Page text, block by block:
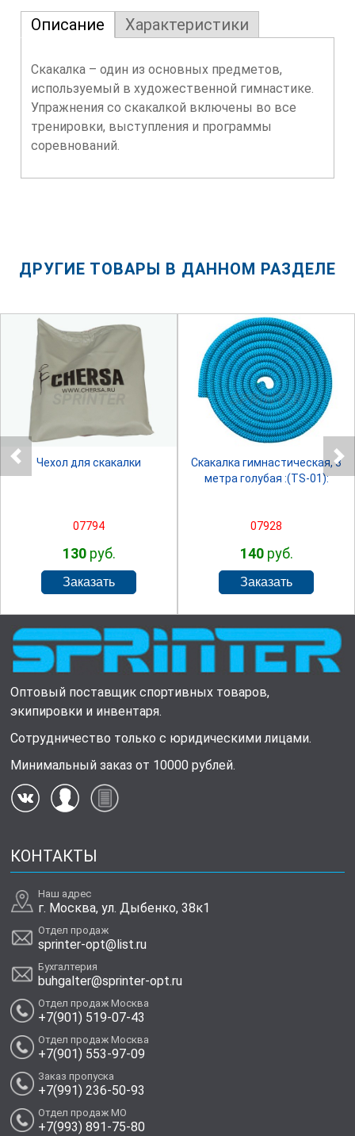
Описание Характеристики
Скакалка – один из основных предметов,
используемый в художественной гимнастике.
Упражнения со скакалкой включены во все
тренировки, выступления и программы
соревнований.
ДРУГИЕ ТОВАРЫ В ДАННОМ РАЗДЕЛЕ
SPRINTER
Чехол для скакалки
07794
130руб.
SPRINTER
Скакалка гимнастическая, 3
метра голубая :(TS-01):
07928
140руб.
Оптовый поставщик спортивных товаров,
экипировки и инвентаря.
Сотрудничество только с юридическими лицами.
Минимальный заказ от 10000 рублей.
КОНТАКТЫ
Наш адрес
г. Москва, ул. Дыбенко, 38к1
Отдел продаж
sprinter-opt@list.ru
Бухгалтерия
buhgalter@sprinter-opt.ru
Отдел продаж Москва
+7(901) 519-07-43
Отдел продаж Москва
+7(901) 553-97-09
Заказ пропуска
+7(991) 236-50-93
Отдел продаж МО
+7(993) 891-75-80